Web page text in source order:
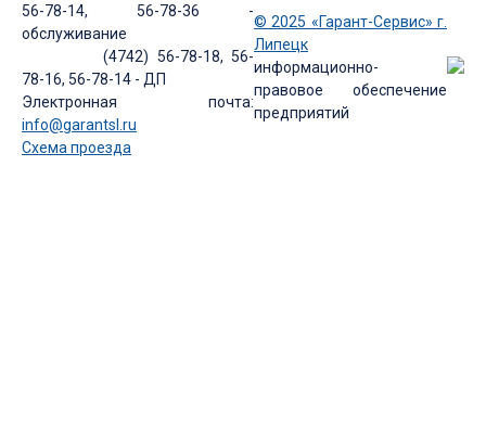
56-78-14, 56-78-36 -
обслуживание
(4742) 56-78-18, 56-
78-16, 56-78-14 - ДП
Электронная почта:
info@garantsl.ru
Схема проезда
© 2025 «Гарант-Сервис» г.
Липецк
информационно-
правовое обеспечение
предприятий